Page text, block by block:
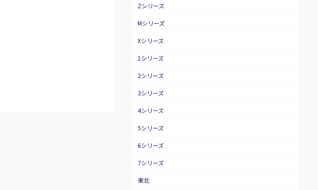
Zシリーズ
Mシリーズ
Xシリーズ
1シリーズ
2シリーズ
3シリーズ
4シリーズ
5シリーズ
6シリーズ
7シリーズ
東北